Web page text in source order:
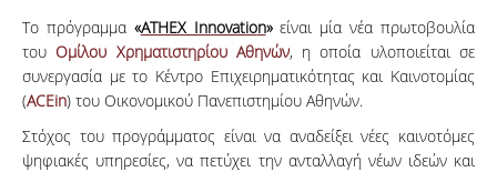
Το πρόγραμμα «ATHEX Innovation»είναι μία νέα πρωτοβουλία
τουΟμίλου Χρηματιστηρίου Αθηνών, η οποία υλοποιείται σε
συνεργασία με το Κέντρο Επιχειρηματικότητας και Καινοτομίας
(ACEin) του Οικονομικού Πανεπιστημίου Αθηνών.
Στόχος του προγράμματος είναι να αναδείξει νέες καινοτόμες
ψηφιακές υπηρεσίες, να πετύχει την ανταλλαγή νέων ιδεών και